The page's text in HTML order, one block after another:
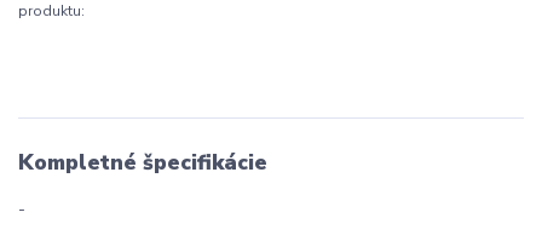
produktu:
Kompletné špecifikácie
-